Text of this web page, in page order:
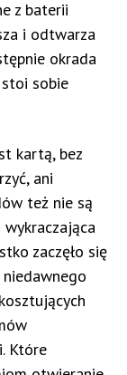
z baterii
i odtwarza
okrada
sobie
kartą, bez
ani
też nie są
zaczęło się
Które